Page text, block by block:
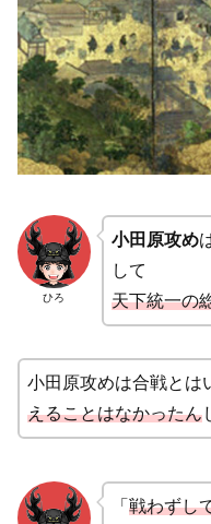
ひろ
小田原攻め
して
天下統一の
小田原攻めは合戦とは
えることはなかったん
「 戦わずし